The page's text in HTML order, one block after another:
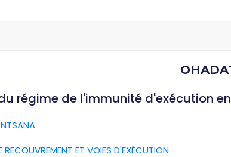
régime de l'immunité d'exécution
RECOUVREMENT ET VOIES D'EXÉCUTION